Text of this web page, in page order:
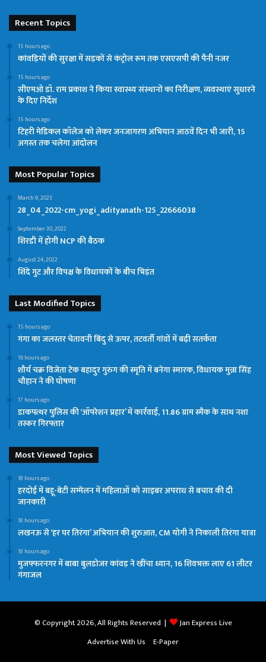
Recent Topics
15 hours ago
कांवड़ियों की सुरक्षा में सड़कों से कंट्रोल रूम तक एसएसपी की पैनी नजर
15 hours ago
सीएमओ डॉ. राम प्रकाश ने किया स्वास्थ्य संस्थानों का निरीक्षण, व्यवस्थाएं सुधारने
के दिए निर्देश
15 hours ago
टिहरी मेडिकल कॉलेज को लेकर जनजागरण अभियान आठवें दिन भी जारी, 15
अगस्त तक चलेगा आंदोलन
Most Popular Topics
March 9, 2023
28_04_2022-cm_yogi_adityanath-125_22666038
September 30, 2022
शिरडी में होगी NCP की बैठक
August 24, 2022
शिंदे गुट और विपक्ष के विधायकों के बीच भिड़ंत
Last Modified Topics
15 hours ago
गंगा का जलस्तर चेतावनी बिंदु से ऊपर, तटवर्ती गांवों में बढ़ी सतर्कता
16 hours ago
शौर्य चक्र विजेता टेक बहादुर गुरुंग की स्मृति में बनेगा स्मारक, विधायक मुन्ना सिंह
चौहान ने की घोषणा
17 hours ago
डाकपत्थर पुलिस की ‘ऑपरेशन प्रहार’ में कार्रवाई, 11.86 ग्राम स्मैक के साथ नशा
तस्कर गिरफ्तार
Most Viewed Topics
18 hours ago
हरदोई में बहू-बेटी सम्मेलन में महिलाओं को साइबर अपराध से बचाव की दी
जानकारी
18 hours ago
लखनऊ से ‘हर घर तिरंगा’ अभियान की शुरुआत, CM योगी ने निकाली तिरंगा यात्रा
18 hours ago
मुजफ्फरनगर में बाबा बुलडोजर कांवड़ ने खींचा ध्यान, 16 शिवभक्त लाए 61 लीटर
गंगाजल
© Copyright 2026, All Rights Reserved |
Jan Express Live
Advertise With Us
E-Paper